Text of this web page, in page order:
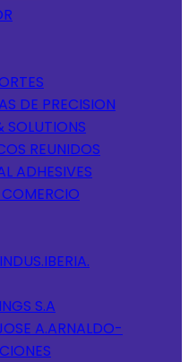
DE PRECISION
SOLUTIONS
REUNIDOS
ADHESIVES
S.A
A.ARNALDO-